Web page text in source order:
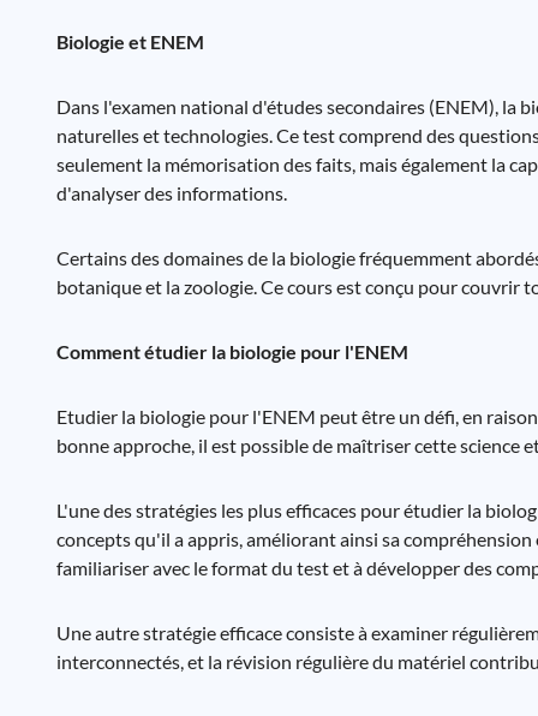
Biologie et ENEM
Dans l'examen national d'études secondaires (ENEM), la
naturelles et technologies. Ce test comprend des
seulement la mémorisation des faits, mais également la
d'analyser des informations.
Certains des domaines de la biologie fréquemment
botanique et la zoologie. Ce cours est conçu pour couvrir
Comment étudier la biologie pour l'ENEM
Etudier la biologie pour l'ENEM peut être un défi, en
bonne approche, il est possible de maîtriser cette science
L'une des stratégies les plus efficaces pour étudier la
concepts qu'il a appris, améliorant ainsi sa
familiariser avec le format du test et à développer des
Une autre stratégie efficace consiste à examiner
interconnectés, et la révision régulière du matériel